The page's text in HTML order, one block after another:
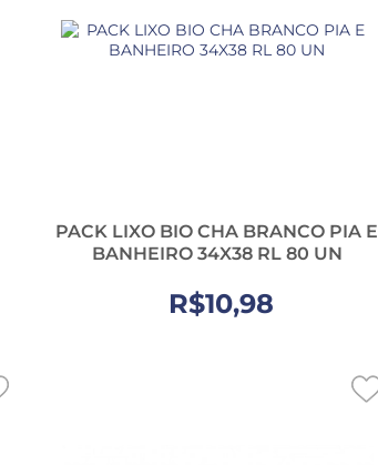
PACK LIXO BIO CHA BRANCO PIA E
BANHEIRO 34X38 RL 80 UN
R$10,98